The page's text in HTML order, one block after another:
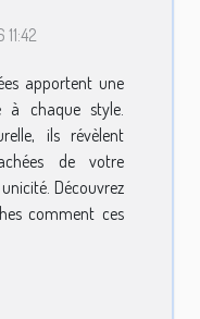
apportent une
à chaque style.
ils révèlent
de votre
Découvrez
comment ces